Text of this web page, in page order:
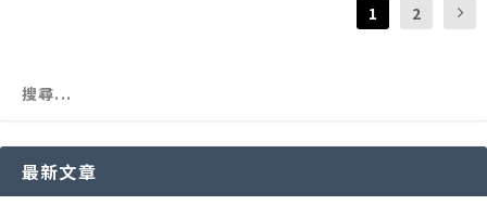
1 2
最新文章